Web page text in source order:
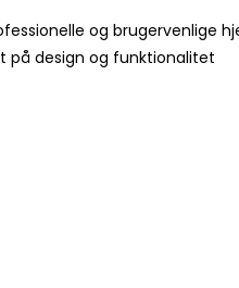
og brugervenlige
design og funktionalitet